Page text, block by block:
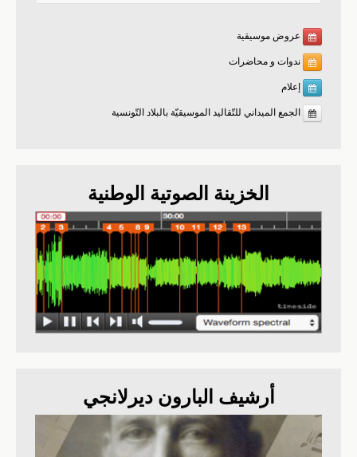
عروض موسيقية
ندوات و محاضرات
إعلام
الجمع الميداني للتّقاليد الموسيقيّة بالبلاد التّونسية
الخزينة الصوتية الوطنية
أرشيف البارون ديرلانجي